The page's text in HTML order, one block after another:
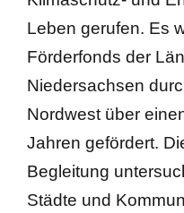
Leben gerufen. Es
Förderfonds der
Niedersachsen
Nordwest über
Jahren gefördert.
Begleitung
Städte und